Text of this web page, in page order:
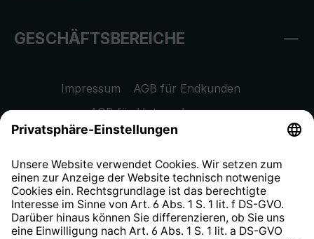
GESCHÄFTSBEREICHE
Impressum
AGB für Endkunden
AGB für Unternehmen
Datenschutzhinweis
Widerrufsrecht
Hinweisgeberschutzsystem
Barrierefreiheit